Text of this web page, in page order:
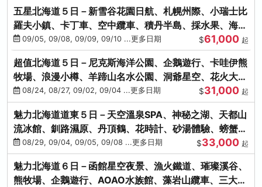
五星北海道５日－新雪谷花園日航、札幌州際、小瑞士比
羅夫小鎮、卡丁車、空中纜車、積丹半島、採水果、海鮮
和牛螃蟹放題
09/05, 09/08, 09/09, 09/10 ...更多日期 $61,000 起
超值北海道５日－尼克斯海洋公園、企鵝遊行、卡哇伊熊
牧場、浪漫小樽、羊蹄山名水公園、洞爺星空、花火大
會、螃蟹懷石料理
08/24, 08/27, 09/02, 09/04 ...更多日期 $31,000 起
魅力北海道道東５日－天空溫泉SPA、神秘之湖、天都山
流冰館、釧路濕原、丹頂鶴、花時計、砂湯體驗、螃蟹吃
到飽08/29, 09/04, 09/05, 09/08 ...更多日期 $33,000 起
魅力北海道６日－函館星空夜景、漁火鐵道、璀璨溪谷、
熊牧場、企鵝遊行、AOAO水族館、藻岩山纜車、三大螃